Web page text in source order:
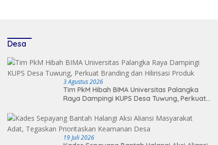
Desa
3 Agustus 2026
Tim PkM Hibah BIMA Universitas Palangka
Raya Dampingi KUPS Desa Tuwung, Perkuat
19 Juli 2026